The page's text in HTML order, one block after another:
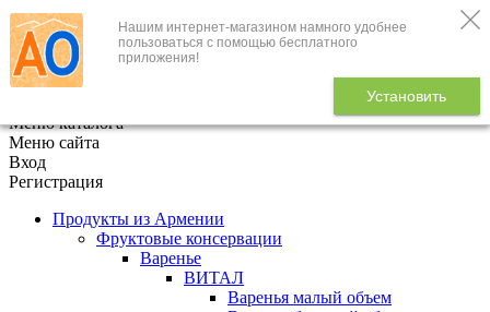
Нашим интернет-магазином намного удобнее
пользоваться с помощью бесплатного
приложения!
Установить
+7 (495) 646-888-1
В корзине
Меню каталога
Меню сайта
Вход
Регистрация
Продукты из Армении
Фруктовые консервации
Варенье
ВИТАЛ
Варенья малый объем